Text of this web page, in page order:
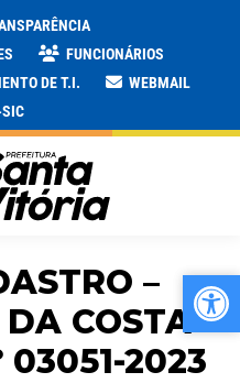
FUNCIONÁRIOS
DE T.I.
WEBMAIL
–
COSTA
03051-2023